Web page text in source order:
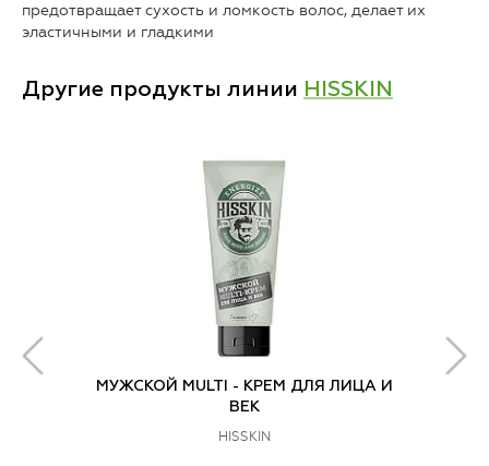
предотвращает сухость и ломкость волос, делает их
эластичными и гладкими
Другие продукты линии HISSKIN
МУЖСКОЙ MULTI - КРЕМ ДЛЯ ЛИЦА И
ВЕК
HISSKIN